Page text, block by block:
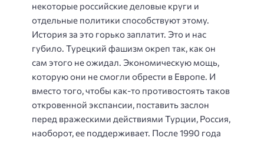
некоторые российские деловые круги и
отдельные политики способствуют этому.
История за это горько заплатит. Это и нас
губило. Турецкий фашизм окреп так, как он
сам этого не ожидал. Экономическую мощь,
которую они не смогли обрести в Европе. И
вместо того, чтобы как-то противостоять таков
откровенной экспансии, поставить заслон
перед вражескими действиями Турции, Россия,
наоборот, ее поддерживает. После 1990 года